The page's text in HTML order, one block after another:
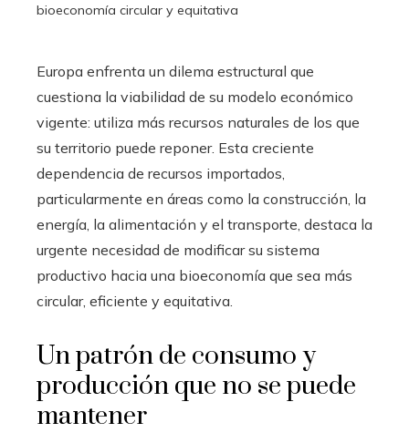
bioeconomía circular y equitativa
Europa enfrenta un dilema estructural que
cuestiona la viabilidad de su modelo económico
vigente: utiliza más recursos naturales de los que
su territorio puede reponer. Esta creciente
dependencia de recursos importados,
particularmente en áreas como la construcción, la
energía, la alimentación y el transporte, destaca la
urgente necesidad de modificar su sistema
productivo hacia una bioeconomía que sea más
circular, eficiente y equitativa.
Un patrón de consumo y
producción que no se puede
mantener